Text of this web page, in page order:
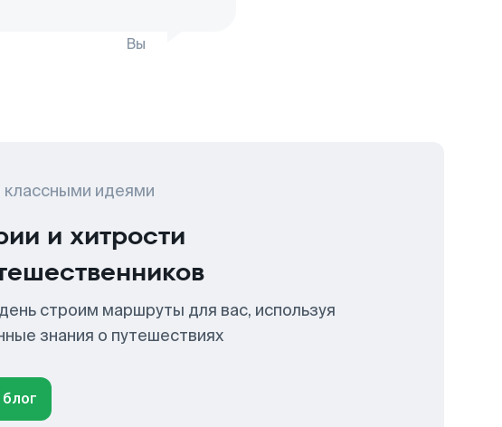
Вы
идеями
и хитрости
строим маршруты для вас, используя
знания о путешествиях